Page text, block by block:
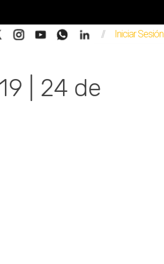
Iniciar Sesión
//
| 24 de